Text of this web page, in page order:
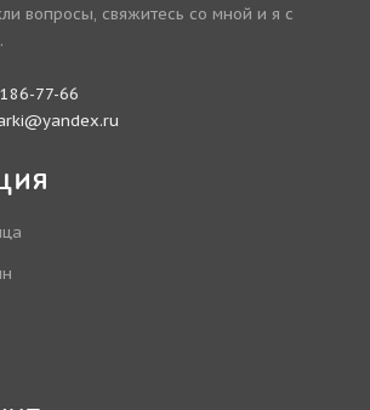
вопросы, свяжитесь со мной и я с
77-66